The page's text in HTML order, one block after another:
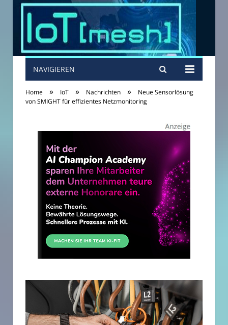
NAVIGIEREN
Home » IoT » Nachrichten »
Neue Sensorlösung
von SMIGHT für effizientes Netzmonitoring